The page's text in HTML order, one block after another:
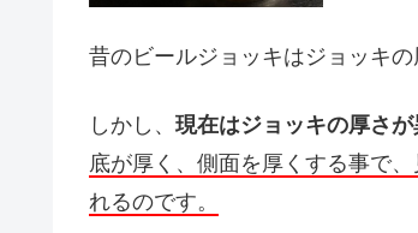
昔のビールジョッキはジョッキ
しかし、 現在はジョッキの厚さ
底が厚く、側面を厚くする事で
れるのです。